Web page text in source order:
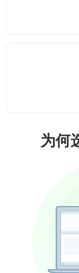
为何